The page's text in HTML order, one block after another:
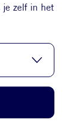
je zelf in het